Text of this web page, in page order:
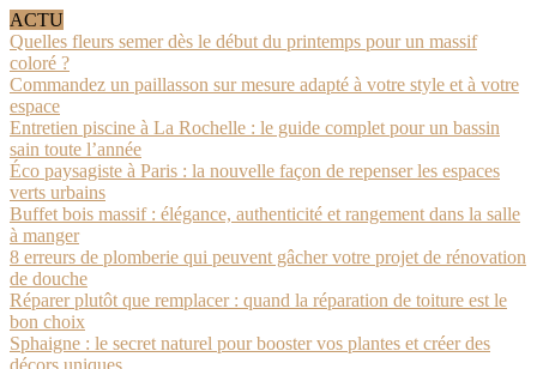
ACTU
Quelles fleurs semer dès le début du printemps pour un massif
coloré ?
Commandez un paillasson sur mesure adapté à votre style et à votre
espace
Entretien piscine à La Rochelle : le guide complet pour un bassin
sain toute l’année
Éco paysagiste à Paris : la nouvelle façon de repenser les espaces
verts urbains
Buffet bois massif : élégance, authenticité et rangement dans la salle
à manger
8 erreurs de plomberie qui peuvent gâcher votre projet de rénovation
de douche
Réparer plutôt que remplacer : quand la réparation de toiture est le
bon choix
Sphaigne : le secret naturel pour booster vos plantes et créer des
décors uniques